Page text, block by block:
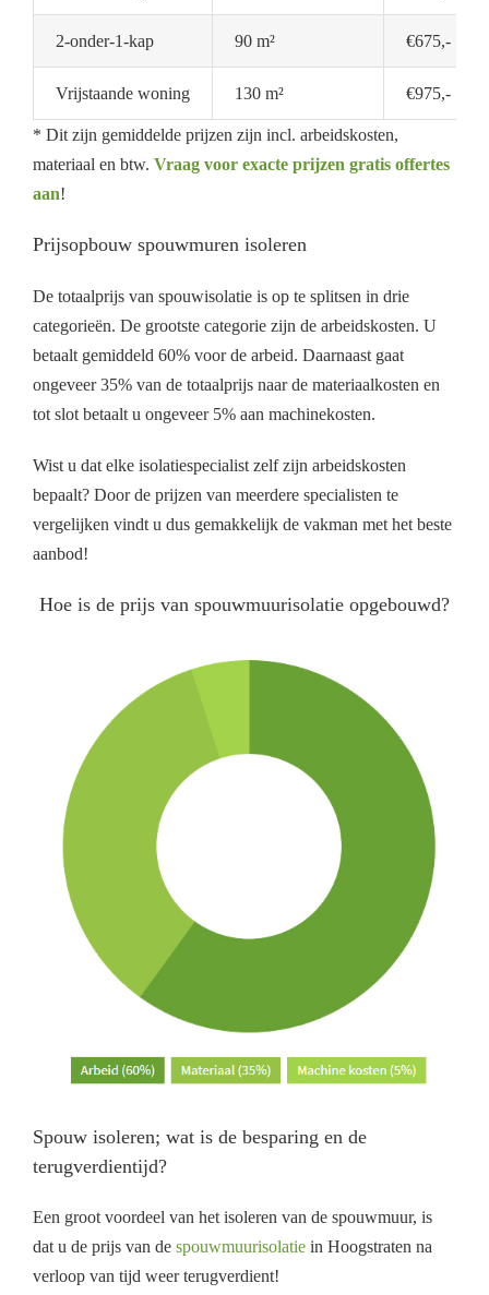
2-onder-1-kap 90 m² €675,-
Vrijstaande woning 130 m² €975,-
* Dit zijn gemiddelde prijzen zijn incl. arbeidskosten,
materiaal en btw. Vraag voor exacte prijzen gratis offertes
aan!
Prijsopbouw spouwmuren isoleren
De totaalprijs van spouwisolatie is op te splitsen in drie
categorieën. De grootste categorie zijn de arbeidskosten. U
betaalt gemiddeld 60% voor de arbeid. Daarnaast gaat
ongeveer 35% van de totaalprijs naar de materiaalkosten en
tot slot betaalt u ongeveer 5% aan machinekosten.
Wist u dat elke isolatiespecialist zelf zijn arbeidskosten
bepaalt? Door de prijzen van meerdere specialisten te
vergelijken vindt u dus gemakkelijk de vakman met het beste
aanbod!
Hoe is de prijs van spouwmuurisolatie opgebouwd?
Spouw isoleren; wat is de besparing en de
terugverdientijd?
Een groot voordeel van het isoleren van de spouwmuur, is
dat u de prijs van de spouwmuurisolatie in Hoogstraten na
verloop van tijd weer terugverdient!